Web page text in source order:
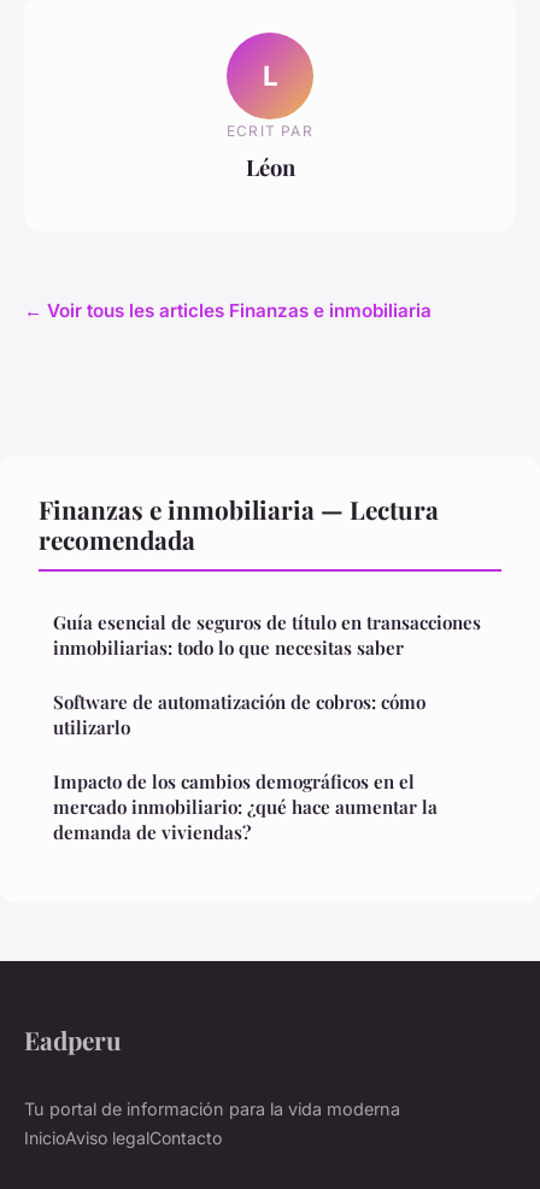
L
ECRIT PAR
Léon
← Voir tous les articles Finanzas e inmobiliaria
Finanzas e inmobiliaria — Lectura
recomendada
Guía esencial de seguros de título en transacciones
inmobiliarias: todo lo que necesitas saber
Software de automatización de cobros: cómo
utilizarlo
Impacto de los cambios demográficos en el
mercado inmobiliario: ¿qué hace aumentar la
demanda de viviendas?
Eadperu
Tu portal de información para la vida moderna
InicioAviso legalContacto